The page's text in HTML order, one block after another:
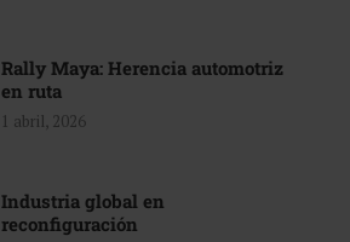
Rally Maya: Herencia automotriz
en ruta
1 abril, 2026
Industria global en
reconfiguración